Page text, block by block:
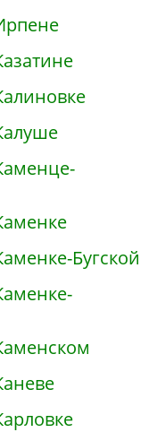
Бугской